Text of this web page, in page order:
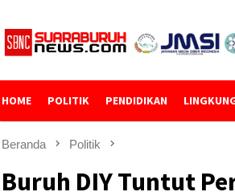
HOME POLITIK PENDIDIKAN
Beranda Politik
Buruh DIY Tuntut